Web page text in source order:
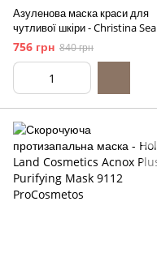
Азуленова маска краси для
чутливої шкіри - Christina Sea
Herbal Beauty Mask Azulene,
756 грн 840 грн